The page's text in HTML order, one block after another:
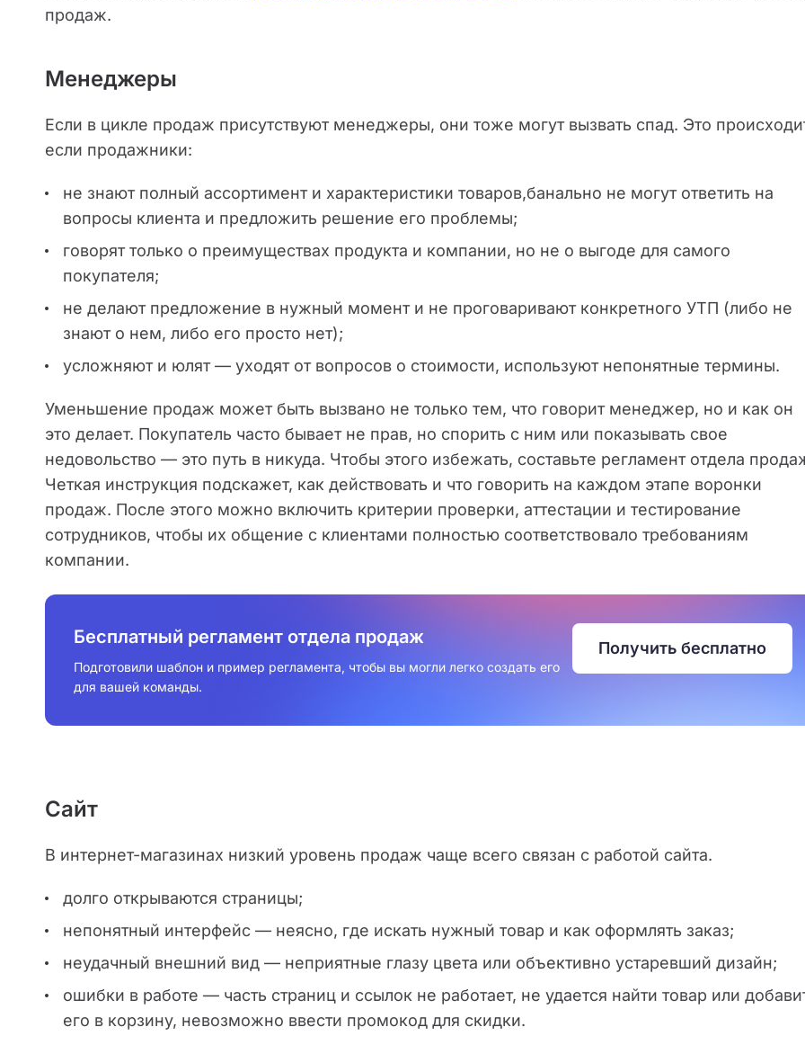
продаж.
Менеджеры
Если в цикле продаж присутствуют менеджеры, они тоже могут вызвать спад. Это
если продажники:
не знают полный ассортимент и характеристики товаров,банально не могут ответить на
вопросы клиента и предложить решение его проблемы;
говорят только о преимуществах продукта и компании, но не о выгоде для самого
покупателя;
не делают предложение в нужный момент и не проговаривают конкретного УТП (либо не
знают о нем, либо его просто нет);
усложняют и юлят — уходят от вопросов о стоимости, используют непонятные термины.
Уменьшение продаж может быть вызвано не только тем, что говорит менеджер, но и как он
это делает. Покупатель часто бывает не прав, но спорить с ним или показывать свое
недовольство — это путь в никуда. Чтобы этого избежать, составьте регламент отдела
Четкая инструкция подскажет, как действовать и что говорить на каждом этапе воронки
продаж. После этого можно включить критерии проверки, аттестации и тестирование
сотрудников, чтобы их общение с клиентами полностью соответствовало требованиям
компании.
Бесплатный регламент отдела продаж
Подготовили шаблон и пример регламента, чтобы вы могли легко создать его
для вашей команды.
Получить бесплатно
Сайт
В интернет-магазинах низкий уровень продаж чаще всего связан с работой сайта.
долго открываются страницы;
непонятный интерфейс — неясно, где искать нужный товар и как оформлять заказ;
неудачный внешний вид — неприятные глазу цвета или объективно устаревший дизайн;
ошибки в работе — часть страниц и ссылок не работает, не удается найти товар или
его в корзину, невозможно ввести промокод для скидки.